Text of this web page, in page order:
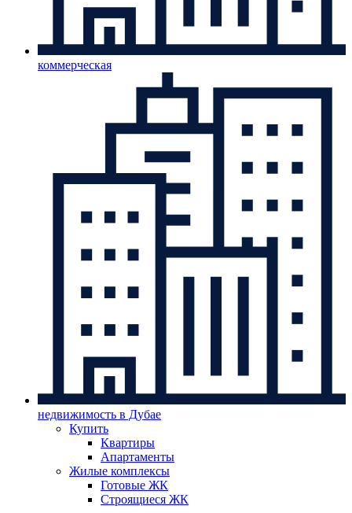
коммерческая
недвижимость в Дубае
Купить
Квартиры
Апартаменты
Жилые комплексы
Готовые ЖК
Строящиеся ЖК